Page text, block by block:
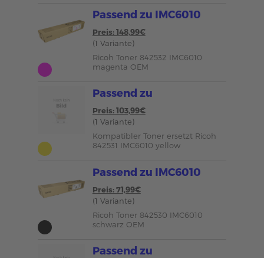
Passend zu IMC6010
Preis: 148,99€
(1 Variante)
Ricoh Toner 842532 IMC6010
magenta OEM
Passend zu
Preis: 103,99€
(1 Variante)
Kompatibler Toner ersetzt Ricoh
842531 IMC6010 yellow
Passend zu IMC6010
Preis: 71,99€
(1 Variante)
Ricoh Toner 842530 IMC6010
schwarz OEM
Passend zu